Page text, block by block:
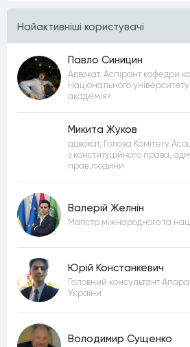
Найактивнiшi користувачi
Павло Синицин
Адвокат. Аспірант кафедри
Національного
академія»
Микита Жуков
адвокат, Голова Комітету
з конституційного права,
прав людини
Валерій Желнін
Магістр міжнародного та
Юрій Констанкевич
Головний консультант
України
Володимир Сущенко